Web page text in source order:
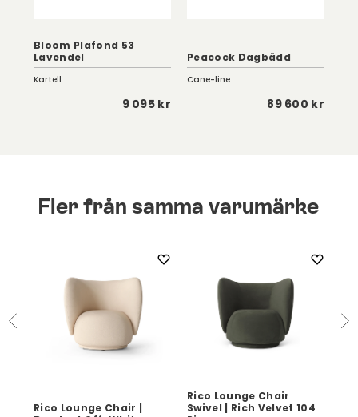
Bloom Plafond 53
Lavendel
Kartell
9 095 kr
Peacock Dagbädd
Cane-line
89 600 kr
Fler från samma varumärke
Rico Lounge Chair |
Rico Lounge Chair
Swivel | Rich Velvet 104